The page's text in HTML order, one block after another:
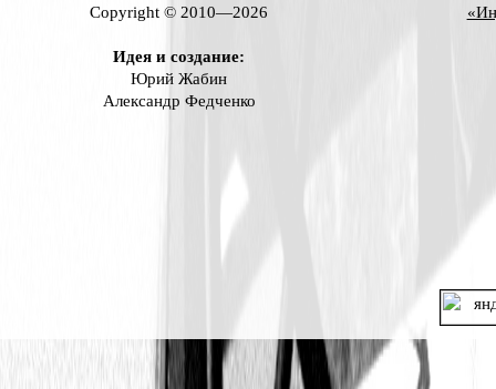
Copyright © 2010—2026
Идея и создание:
Юрий Жабин
Александр Федченко